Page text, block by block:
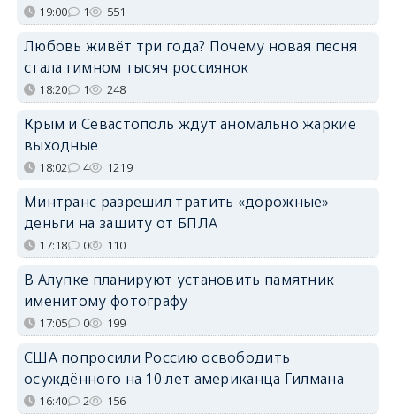
19:00 1 551
Любовь живёт три года? Почему новая песня
стала гимном тысяч россиянок
18:20 1 248
Крым и Севастополь ждут аномально жаркие
выходные
18:02 4 1219
Минтранс разрешил тратить «дорожные»
деньги на защиту от БПЛА
17:18 0 110
В Алупке планируют установить памятник
именитому фотографу
17:05 0 199
США попросили Россию освободить
осуждённого на 10 лет американца Гилмана
16:40 2 156